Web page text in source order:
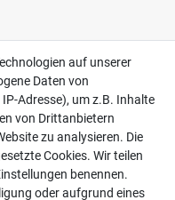
auf unserer
Daten von
Adresse), um z.B. Inhalte
von Drittanbietern
zu analysieren. Die
Cookies. Wir teilen
benennen.
oder aufgrund eines